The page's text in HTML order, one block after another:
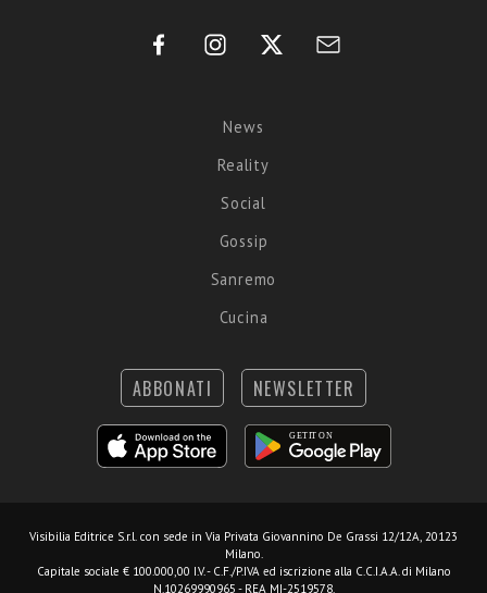
News
Reality
Social
Gossip
Sanremo
Cucina
ABBONATI NEWSLETTER
Visibilia Editrice S.r.l. con sede in Via Privata Giovannino De Grassi 12/12A, 20123
Milano.
Capitale sociale € 100.000,00 I.V. - C.F./P.IVA ed iscrizione alla C.C.I.A.A. di Milano
N.10269990965 - REA MI-2519578.